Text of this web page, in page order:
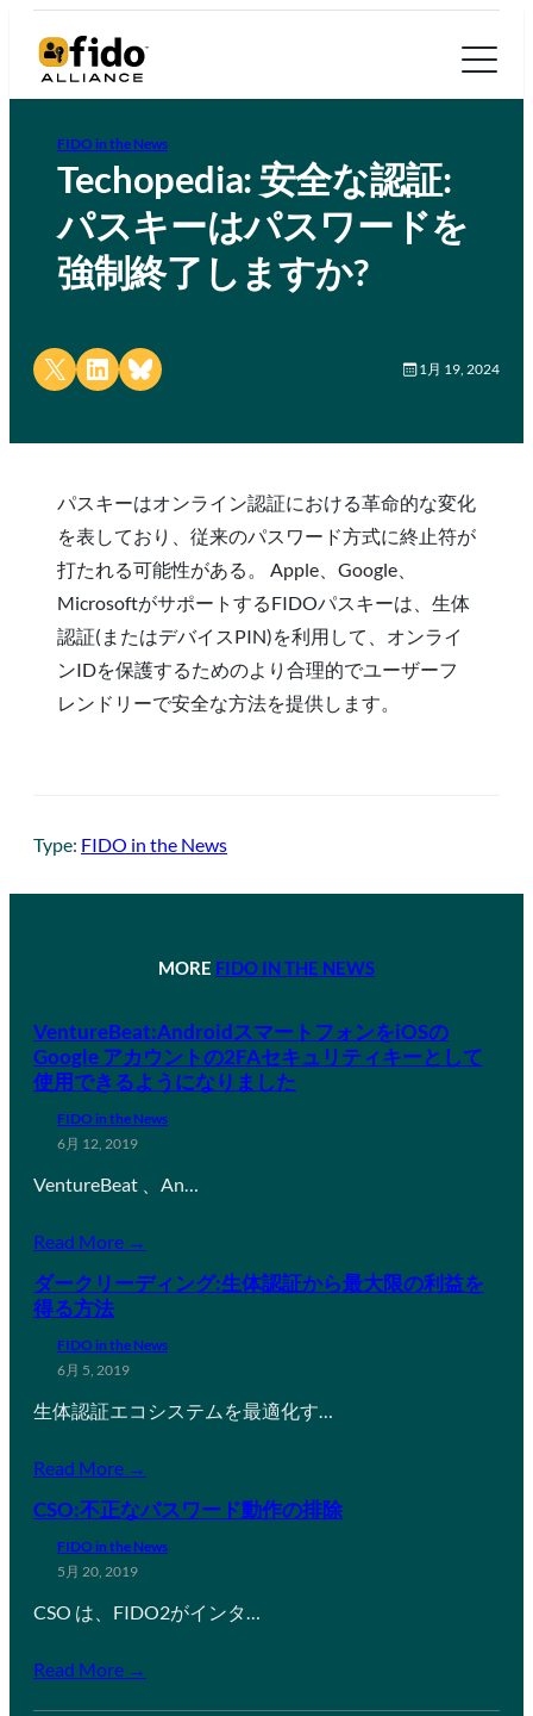
FIDO in the News
Techopedia: 安全な認証:
パスキーはパスワードを
強制終了しますか?
Share on X Share on LinkedIn
Share on Bluesky 1月 19, 2024
パスキーはオンライン認証における革命的な変化
を表しており、従来のパスワード方式に終止符が
打たれる可能性がある。 Apple、Google、
MicrosoftがサポートするFIDOパスキーは、生体
認証(またはデバイスPIN)を利用して、オンライ
ンIDを保護するためのより合理的でユーザーフ
レンドリーで安全な方法を提供します。
Type: FIDO in the News
MORE FIDO IN THE NEWS
VentureBeat:AndroidスマートフォンをiOSの
Google アカウントの2FAセキュリティキーとして
使用できるようになりました
FIDO in the News
6月 12, 2019
VentureBeat 、An…
Read More →
ダークリーディング:生体認証から最大限の利益を
得る方法
FIDO in the News
6月 5, 2019
生体認証エコシステムを最適化す…
Read More →
CSO:不正なパスワード動作の排除
FIDO in the News
5月 20, 2019
CSO は、FIDO2がインタ…
Read More →